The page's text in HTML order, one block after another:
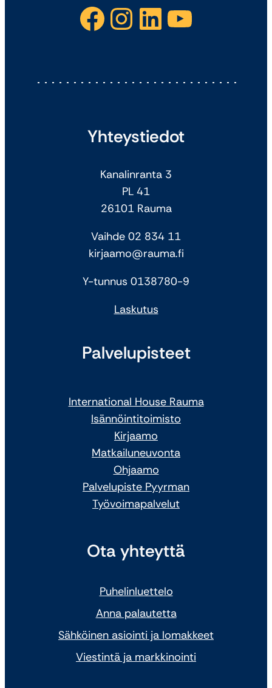
Facebook Instagram LinkedIn YouTube
Yhteystiedot
Kanalinranta 3
PL 41
26101 Rauma
Vaihde 02 834 11
kirjaamo@rauma.fi
Y-tunnus 0138780-9
Laskutus
Palvelupisteet
International House Rauma
Isännöintitoimisto
Kirjaamo
Matkailuneuvonta
Ohjaamo
Palvelupiste Pyyrman
Työvoimapalvelut
Ota yhteyttä
Puhelinluettelo
Anna palautetta
Sähköinen asiointi ja lomakkeet
Viestintä ja markkinointi